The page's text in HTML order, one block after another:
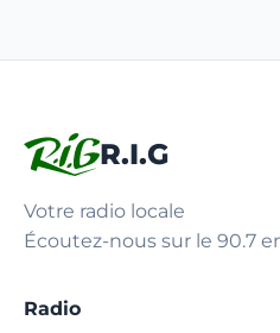
R.I.G
Votre radio locale
Écoutez-nous sur le 90.7
Radio